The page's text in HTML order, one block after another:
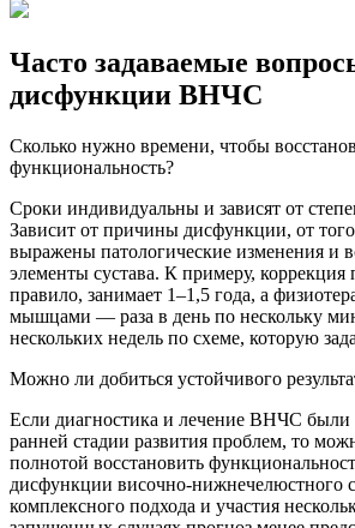
Часто задаваемые
дисфункции ВНЧС
Сколько нужно времени, чтобы
функциональность?
Сроки индивидуальны и зависят от
Зависит от причины дисфункции, от
выражены патологические изменения и
элементы сустава. К примеру, коррекция
правило, занимает 1–1,5 года, а
мышцами — раза в день по нескольку
нескольких недель по схеме, которую
Можно ли добиться устойчивого
Если диагностика и лечение ВНЧС были
ранней стадии развития проблем, то
полнотой восстановить
дисфункции височно-нижнечелюстного
комплексного подхода и участия